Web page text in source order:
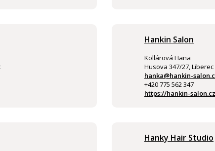
Hankin Salon
Kollárová Hana
Husova 347/27, Liberec
hanka@hankin-
+420 775 562 347
https://hankin-
Hanky Hair Studio